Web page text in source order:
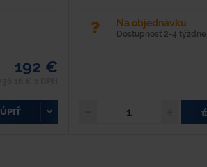
192 €
Na objednávku
Dostupnosť 2-4 týždne